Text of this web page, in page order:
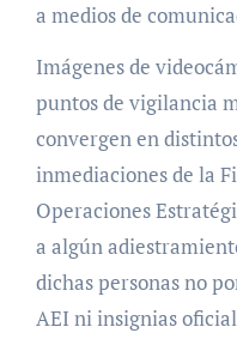
a medios de
Imágenes de
puntos de vigilancia
convergen en
inmediaciones de la
Operaciones
a algún
dichas personas no
AEI ni insignias